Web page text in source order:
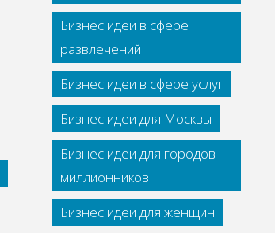
Бизнес идеи в сфере
развлечений
Бизнес идеи в сфере услуг
Бизнес идеи для Москвы
Бизнес идеи для городов
миллионников
Бизнес идеи для женщин